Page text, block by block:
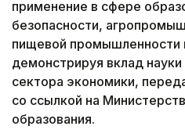
применение в сфере
безопасности,
пищевой промышленности
демонстрируя вклад науки
сектора экономики,
со ссылкой на
образования.